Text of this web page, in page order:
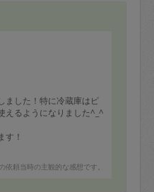
ました！特に冷蔵庫はピ
えるようになりました^_^
す！
依頼当時の主観的な感想です。